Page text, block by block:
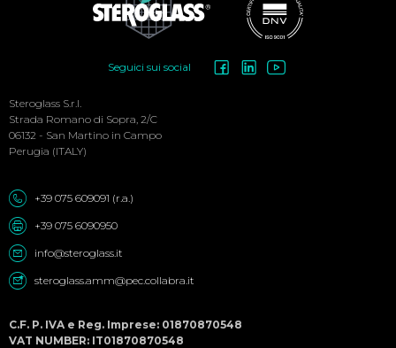
Menu
Seguici sui social
Steroglass S.r.l.
Strada Romano di Sopra, 2/C
06132 - San Martino in Campo
Perugia (ITALY)
+39 075 609091 (r.a.)
+39 075 6090950
info@steroglass.it
steroglass.amm@pec.collabra.it
C.F. P. IVA e Reg. Imprese: 01870870548
VAT NUMBER: IT01870870548